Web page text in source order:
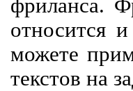
фриланса.
относится
можете
текстов на